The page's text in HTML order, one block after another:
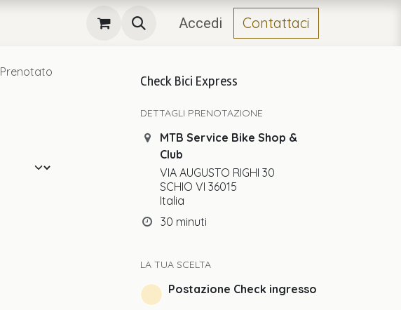
Accedi Contattaci
Prenotato
Check Bici Express
DETTAGLI PRENOTAZIONE
MTB Service Bike Shop &
Club
VIA AUGUSTO RIGHI 30
SCHIO VI 36015
Italia
30 minuti
LA TUA SCELTA
Postazione Check ingresso